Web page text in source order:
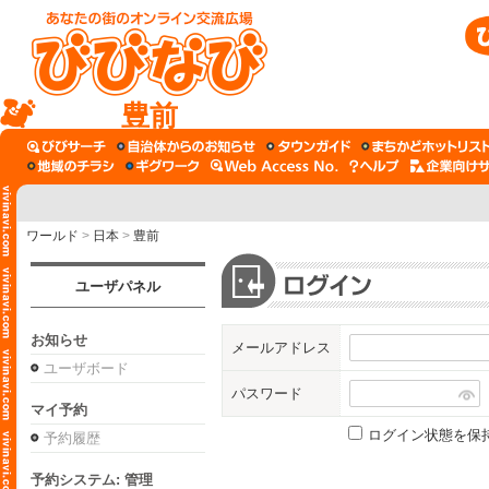
豊前
ワールド > 日本 > 豊前
ユーザパネル
お知らせ
ユーザボード
マイ予約
予約履歴
予約システム: 管理
メールアドレス
パスワード
ログイン状態を保